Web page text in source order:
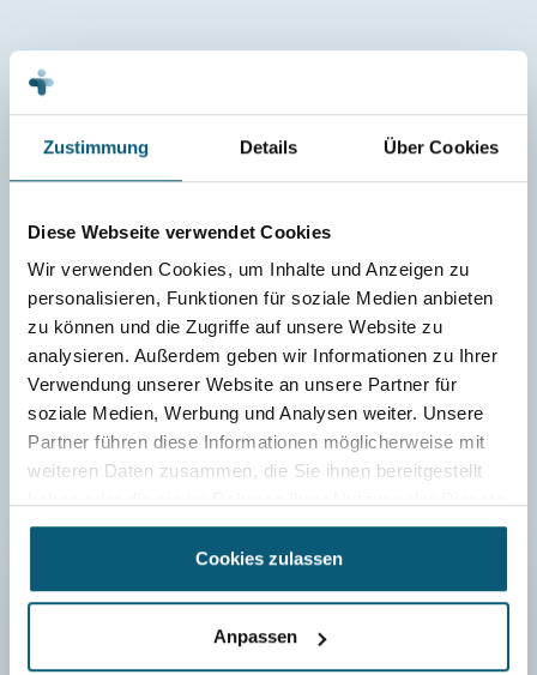
Zustimmung Details Über Cookies
Diese Webseite verwendet Cookies
Wir verwenden Cookies, um Inhalte und Anzeigen zu
personalisieren, Funktionen für soziale Medien anbieten
zu können und die Zugriffe auf unsere Website zu
analysieren. Außerdem geben wir Informationen zu Ihrer
Verwendung unserer Website an unsere Partner für
soziale Medien, Werbung und Analysen weiter. Unsere
Partner führen diese Informationen möglicherweise mit
weiteren Daten zusammen, die Sie ihnen bereitgestellt
gesammelt haben.
Cookies zulassen
Anpassen
Mehr Neuigkeiten wie diese
imWork Health Newsletter
Wir wissen, dassArbeits- und Gesundheitsschutz
ein
breites Themenfeld bietet. Genau aus diesem Grund
stellen wir alle 14 Tage, die wichtigsten Themen und
Neuerungen für Sie zusammen.
Alle 14 Tage erhalten Niemals Spam